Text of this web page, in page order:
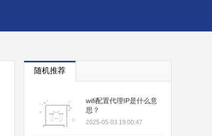
随机推荐
wifi配置代理IP是什么意
思？
2025-05-03 19:00:47